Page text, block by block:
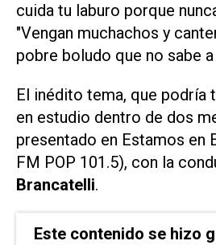
cuida tu laburo porque
"Vengan muchachos y
pobre boludo que no sabe
El inédito tema, que podría
en estudio dentro de dos
presentado en Estamos en
FM POP 101.5), con la
Brancatelli.
Este contenido se hizo